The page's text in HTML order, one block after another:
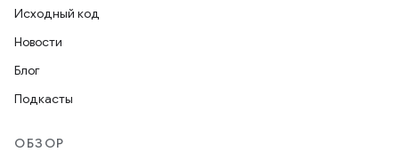
Исходный код
Новости
Блог
Подкасты
ОБЗОР